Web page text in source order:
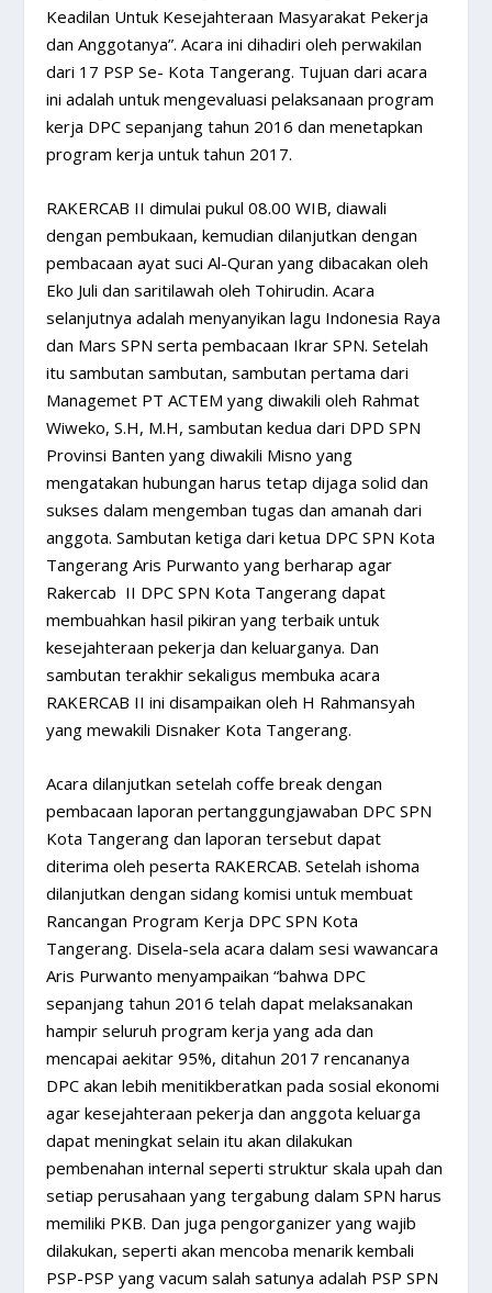
Keadilan Untuk Kesejahteraan Masyarakat Pekerja
dan Anggotanya”. Acara ini dihadiri oleh perwakilan
dari 17 PSP Se- Kota Tangerang. Tujuan dari acara
ini adalah untuk mengevaluasi pelaksanaan program
kerja DPC sepanjang tahun 2016 dan menetapkan
program kerja untuk tahun 2017.
RAKERCAB II dimulai pukul 08.00 WIB, diawali
dengan pembukaan, kemudian dilanjutkan dengan
pembacaan ayat suci Al-Quran yang dibacakan oleh
Eko Juli dan saritilawah oleh Tohirudin. Acara
selanjutnya adalah menyanyikan lagu Indonesia Raya
dan Mars SPN serta pembacaan Ikrar SPN. Setelah
itu sambutan sambutan, sambutan pertama dari
Managemet PT ACTEM yang diwakili oleh Rahmat
Wiweko, S.H, M.H, sambutan kedua dari DPD SPN
Provinsi Banten yang diwakili Misno yang
mengatakan hubungan harus tetap dijaga solid dan
sukses dalam mengemban tugas dan amanah dari
anggota. Sambutan ketiga dari ketua DPC SPN Kota
Tangerang Aris Purwanto yang berharap agar
Rakercab II DPC SPN Kota Tangerang dapat
membuahkan hasil pikiran yang terbaik untuk
kesejahteraan pekerja dan keluarganya. Dan
sambutan terakhir sekaligus membuka acara
RAKERCAB II ini disampaikan oleh H Rahmansyah
yang mewakili Disnaker Kota Tangerang.
Acara dilanjutkan setelah coffe break dengan
pembacaan laporan pertanggungjawaban DPC SPN
Kota Tangerang dan laporan tersebut dapat
diterima oleh peserta RAKERCAB. Setelah ishoma
dilanjutkan dengan sidang komisi untuk membuat
Rancangan Program Kerja DPC SPN Kota
Tangerang. Disela-sela acara dalam sesi wawancara
Aris Purwanto menyampaikan “bahwa DPC
sepanjang tahun 2016 telah dapat melaksanakan
hampir seluruh program kerja yang ada dan
mencapai aekitar 95%, ditahun 2017 rencananya
DPC akan lebih menitikberatkan pada sosial ekonomi
agar kesejahteraan pekerja dan anggota keluarga
dapat meningkat selain itu akan dilakukan
pembenahan internal seperti struktur skala upah dan
setiap perusahaan yang tergabung dalam SPN harus
memiliki PKB. Dan juga pengorganizer yang wajib
dilakukan, seperti akan mencoba menarik kembali
PSP-PSP yang vacum salah satunya adalah PSP SPN